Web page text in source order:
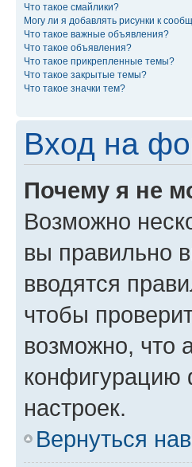
Что такое смайлики?
Могу ли я добавлять рисунки к
Что такое важные объявления?
Что такое объявления?
Что такое прикрепленные темы?
Что такое закрытые темы?
Что такое значки тем?
Вход на
Почему я не
Возможно
вы правильно
вводятся
чтобы
возможно, что
конфигурацию
настроек.
Вернуться